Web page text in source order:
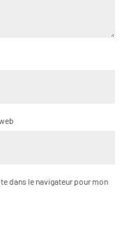
dans le navigateur pour mon